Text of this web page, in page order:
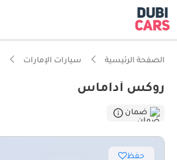
الصفحة الرئيسية سيارات الإمارات
روكس أداماس
ضمان
حفظ